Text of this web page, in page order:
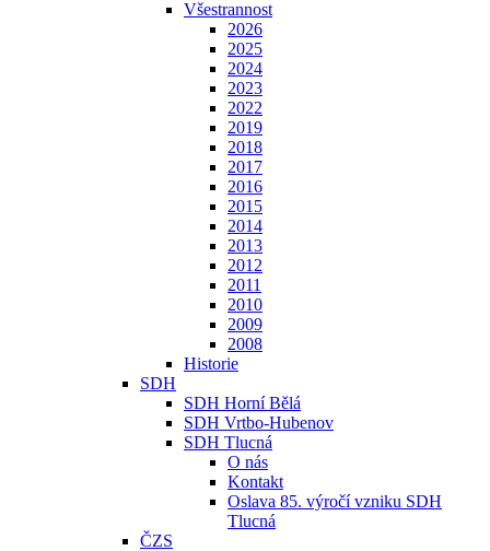
Všestrannost
2026
2025
2024
2023
2022
2019
2018
2017
2016
2015
2014
2013
2012
2011
2010
2009
2008
Historie
SDH
SDH Horní Bělá
SDH Vrtbo-Hubenov
SDH Tlucná
O nás
Kontakt
Oslava 85. výročí vzniku SDH
Tlucná
ČZS